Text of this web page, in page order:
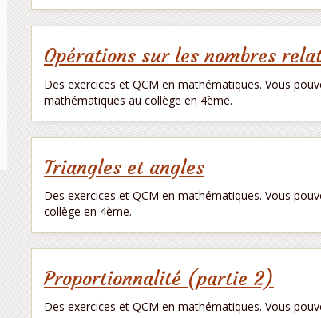
Opérations sur les nombres
Des exercices et QCM en mathématiques. Vous
mathématiques au collège en 4ème.
Triangles et angles
Des exercices et QCM en mathématiques. Vous
collège en 4ème.
Proportionnalité (partie 2)
Des exercices et QCM en mathématiques. Vous